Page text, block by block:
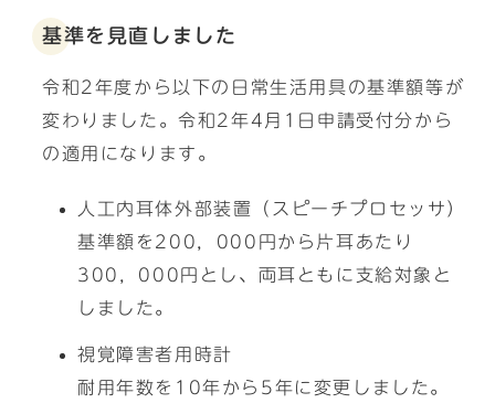
基準を見直しました
令和2年度から以下の日常生活用具の基準額等が
変わりました。令和2年4月1日申請受付分から
の適用になります。
人工内耳体外部装置（スピーチプロセッサ）
基準額を200，000円から片耳あたり
300，000円とし、両耳ともに支給対象と
しました。
視覚障害者用時計
耐用年数を10年から5年に変更しました。